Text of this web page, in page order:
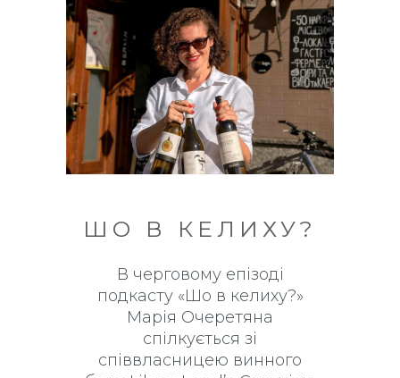
ШО В КЕЛИХУ?
В черговому епізоді
подкасту «Шо в келиху?»
Марія Очеретяна
спілкується зі
співвласницею винного